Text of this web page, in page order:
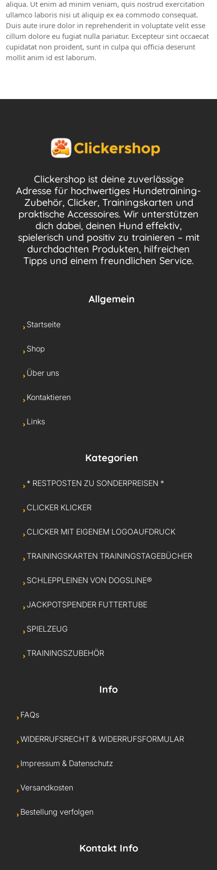
aliqua. Ut enim ad minim veniam, quis nostrud exercitation
ullamco laboris nisi ut aliquip ex ea commodo consequat.
Duis aute irure dolor in reprehenderit in voluptate velit esse
cillum dolore eu fugiat nulla pariatur. Excepteur sint occaecat
cupidatat non proident, sunt in culpa qui officia deserunt
mollit anim id est laborum.
Clickershop ist deine zuverlässige
Adresse für hochwertiges Hundetraining-
Zubehör, Clicker, Trainingskarten und
praktische Accessoires. Wir unterstützen
dich dabei, deinen Hund effektiv,
spielerisch und positiv zu trainieren – mit
durchdachten Produkten, hilfreichen
Tipps und einem freundlichen Service.
Allgemein
Startseite
Shop
Über uns
Kontaktieren
Links
Kategorien
* RESTPOSTEN ZU SONDERPREISEN *
CLICKER KLICKER
CLICKER MIT EIGENEM LOGOAUFDRUCK
TRAININGSKARTEN TRAININGSTAGEBÜCHER
SCHLEPPLEINEN VON DOGSLINE®
JACKPOTSPENDER FUTTERTUBE
SPIELZEUG
TRAININGSZUBEHÖR
Info
FAQs
WIDERRUFSRECHT & WIDERRUFSFORMULAR
Impressum & Datenschutz
Versandkosten
Bestellung verfolgen
Kontakt Info